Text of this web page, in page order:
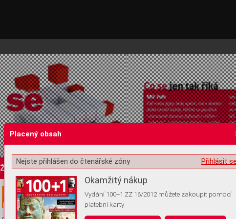
Žádost o souhlas s ukládáním volitelných informací
Placený obsah
Přihlásit
Nejste přihlášen do čtenářské zóny
Okamžitý nákup
Vydání 100+1 ZZ 16/2012 můžete zakoupit pomocí
platební karty